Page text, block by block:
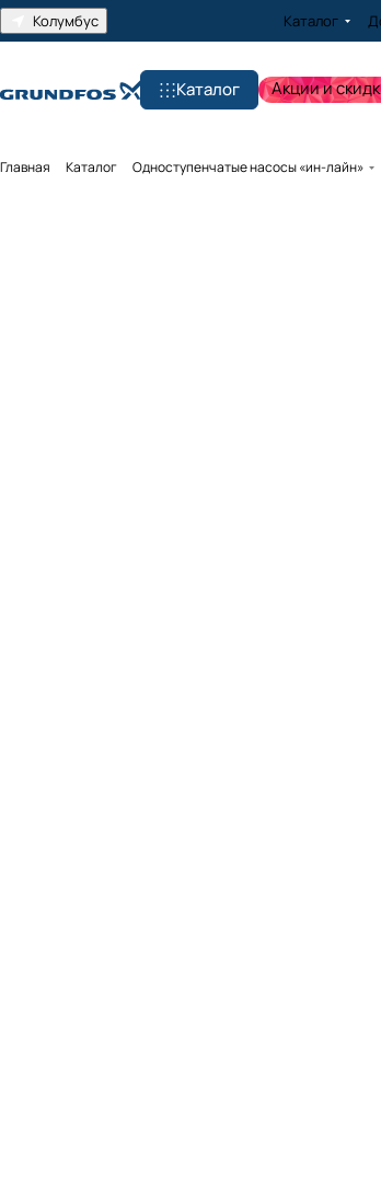
Колумбус Каталог
Каталог Акции и
Главная Каталог Одноступенчатые насосы «ин-лайн»